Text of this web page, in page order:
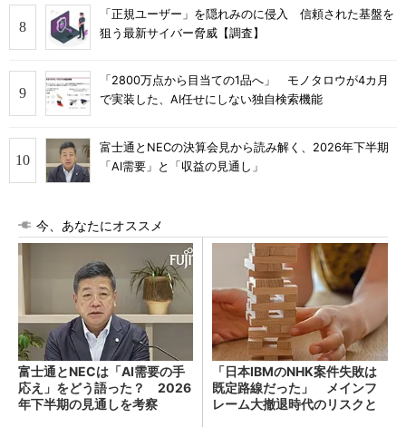
「正規ユーザー」を隠れみのに侵入 信頼された基盤を
狙う最新サイバー脅威【調査】
「2800万点から目当ての1品へ」 モノタロウが4カ月
で実装した、AI任せにしない独自検索機能
富士通とNECの決算会見から読み解く、2026年下半期
「AI需要」と「収益の見通し」
今、あなたにオススメ
富士通とNECは「AI需要の手
応え」をどう語った？ 2026
年下半期の見通しを考察
「日本IBMのNHK案件失敗は
既定路線だった」 メインフ
レーム大撤退時代のリスクと